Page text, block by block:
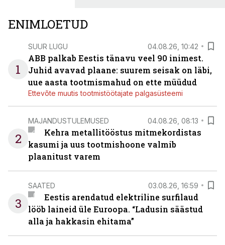
ENIMLOETUD
1
SUUR LUGU 04.08.26, 10:42
ABB palkab Eestis tänavu veel 90 inimest.
Juhid avavad plaane: suurem seisak on läbi,
uue aasta tootmismahud on ette müüdud
Ettevõte muutis tootmistöötajate palgasüsteemi
2
MAJANDUSTULEMUSED 04.08.26, 08:13
Kehra metallitööstus mitmekordistas
kasumi ja uus tootmishoone valmib
plaanitust varem
3
SAATED 03.08.26, 16:59
Eestis arendatud elektriline surfilaud
lööb laineid üle Euroopa. “Ladusin säästud
alla ja hakkasin ehitama”